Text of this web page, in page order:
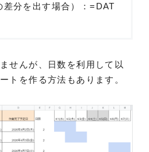
差分を出す場合）：=DAT
せんが、日数を利用して以
トを作る方法もあります。